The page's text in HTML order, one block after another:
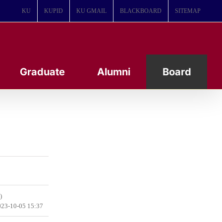
KU KUPID KU GMAIL BLACKBOARD SITEMAP
Graduate Alumni Board
10-05 15:37